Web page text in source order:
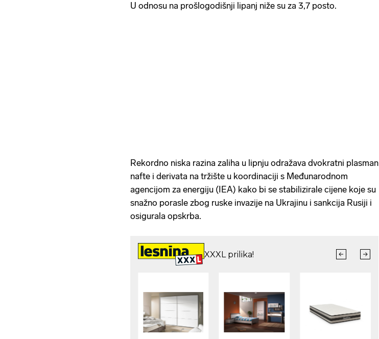
U odnosu na prošlogodišnji lipanj niže su za 3,7 posto.
Rekordno niska razina zaliha u lipnju odražava dvokratni plasman
nafte i derivata na tržište u koordinaciji s Međunarodnom
agencijom za energiju (IEA) kako bi se stabilizirale cijene koje su
snažno porasle zbog ruske invazije na Ukrajinu i sankcija Rusiji i
osigurala opskrba.